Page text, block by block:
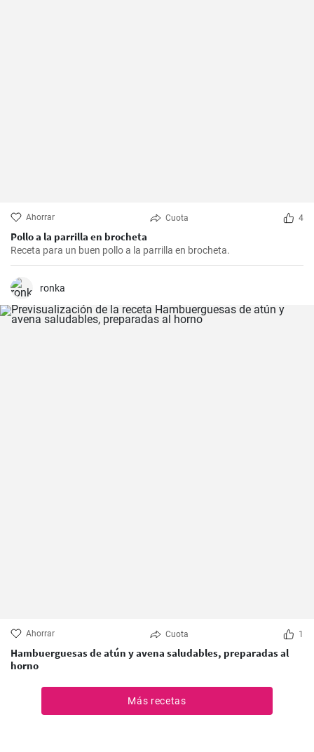
Ahorrar Cuota 4
Pollo a la parrilla en brocheta
Receta para un buen pollo a la parrilla en brocheta.
ronka
Ahorrar Cuota 1
Hambuerguesas de atún y avena saludables, preparadas al
horno
Más recetas